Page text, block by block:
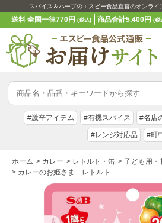
スパイス＆ハーブのエスビー食品直営のオンライ
送料 全国一律770円(税込) 商品合計5,400円 (税
#激辛アイテム #有機スパイス #名店
#レンジ対応品 #町
ホーム > カレー > レトルト・缶 > 子ども用・
> カレーのお姫さま レトルト